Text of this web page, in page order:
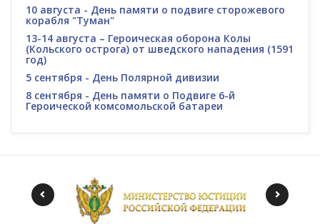
10 августа - День памяти о подвиге сторожевого
корабля "Туман"
13-14 августа – Героическая оборона Колы
(Кольского острога) от шведского нападения (1591
год)
5 сентября - День Полярной дивизии
8 сентября - День памяти о Подвиге 6-й
Героической комсомольской батареи